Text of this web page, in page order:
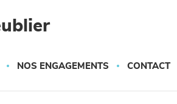
NOS ENGAGEMENTS CONTACT